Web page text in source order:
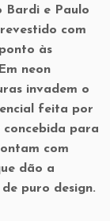
Bardi e Paulo
com
às
neon
invadem o
feita por
concebida para
com
dão a
puro design.